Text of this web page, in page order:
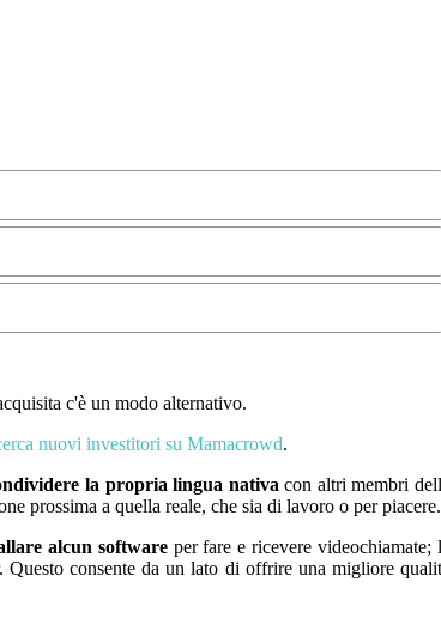
c'è un modo alternativo.
nuovi investitori su Mamacrowd.
la propria lingua nativa con altri membri
prossima a quella reale, che sia di lavoro o per piacere.
alcun softwareper fare e ricevere videochiamate;
consente da un lato di offrire una migliore